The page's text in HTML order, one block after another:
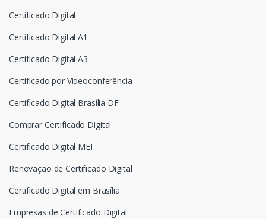
Certificado Digital
Certificado Digital A1
Certificado Digital A3
Certificado por Videoconferência
Certificado Digital Brasília DF
Comprar Certificado Digital
Certificado Digital MEI
Renovação de Certificado Digital
Certificado Digital em Brasília
Empresas de Certificado Digital